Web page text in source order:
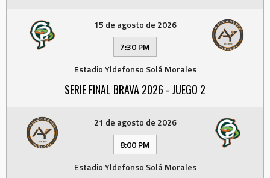
15 de agosto de 2026
7:30 PM
Estadio Yldefonso Solá Morales
SERIE FINAL BRAVA 2026 - JUEGO 2
21 de agosto de 2026
8:00 PM
Estadio Yldefonso Solá Morales